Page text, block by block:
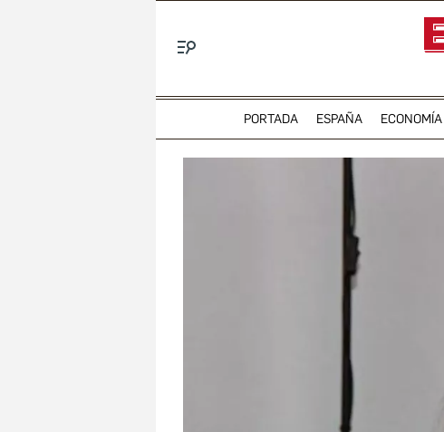
PORTADA ESPAÑA ECONOMÍA